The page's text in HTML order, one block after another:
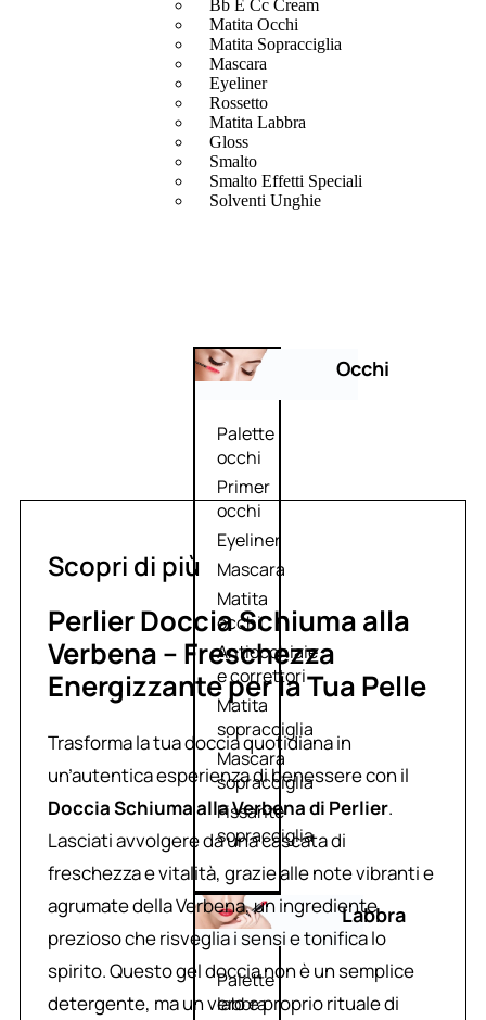
Bb E Cc Cream
Matita Occhi
Matita Sopracciglia
Mascara
Eyeliner
Rossetto
Matita Labbra
Gloss
Smalto
Smalto Effetti Speciali
Solventi Unghie
Occhi
Palette
occhi
Primer
occhi
Eyeliner
Mascara
Matita
occhi
Antiocchiaie
e correttori
Matita
sopracciglia
Mascara
sopracciglia
Fissante
sopracciglia
Labbra
Palette
labbra
Scopri di più
Perlier Doccia Schiuma alla
Verbena – Freschezza
Energizzante per la Tua Pelle
Trasforma la tua doccia quotidiana in
un’autentica esperienza di benessere con il
Doccia Schiuma alla Verbena di Perlier.
Lasciati avvolgere da una cascata di
freschezza e vitalità, grazie alle note vibranti e
agrumate della Verbena, un ingrediente
prezioso che risveglia i sensi e tonifica lo
spirito. Questo gel doccia non è un semplice
detergente, ma un vero e proprio rituale di